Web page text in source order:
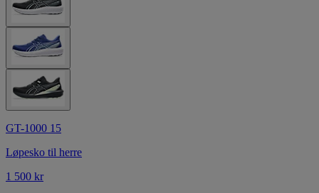
GT-1000 15
Løpesko til herre
1 500 kr